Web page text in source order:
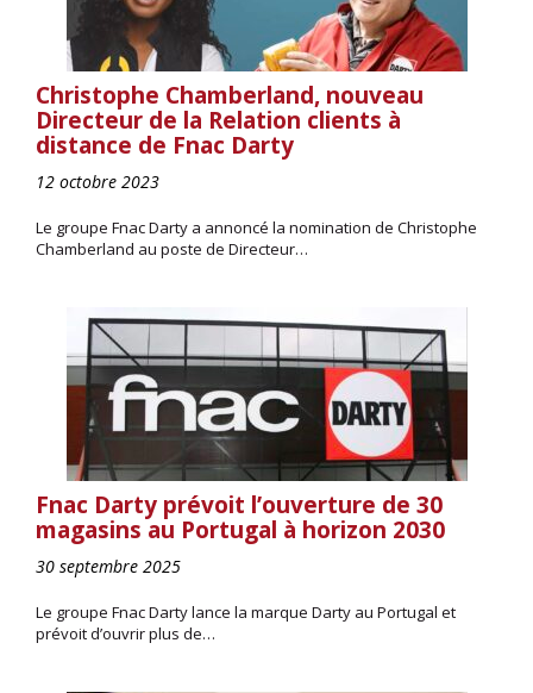
Christophe Chamberland, nouveau
Directeur de la Relation clients à
distance de Fnac Darty
12 octobre 2023
Le groupe Fnac Darty a annoncé la nomination de Christophe
Chamberland au poste de Directeur…
Fnac Darty prévoit l’ouverture de 30
magasins au Portugal à horizon 2030
30 septembre 2025
Le groupe Fnac Darty lance la marque Darty au Portugal et
prévoit d’ouvrir plus de…